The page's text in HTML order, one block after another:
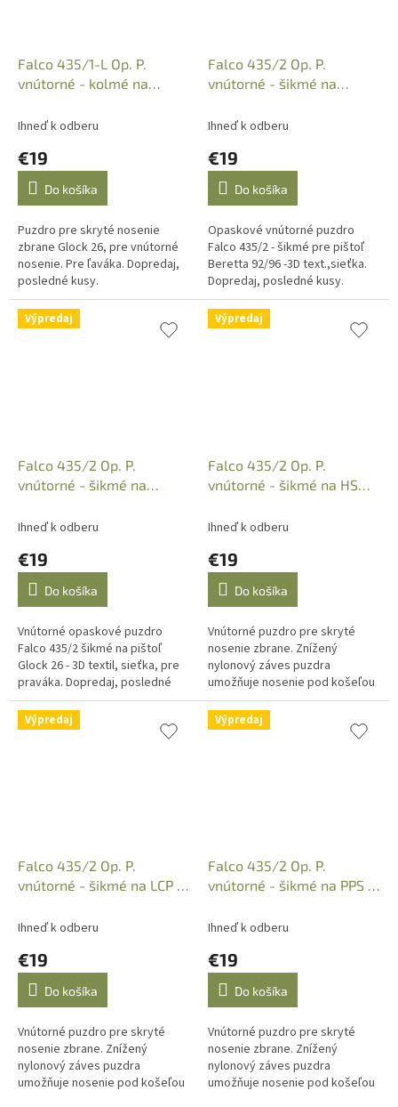
Falco 435/1-L Op. P.
vnútorné - kolmé na
ľavé,textil,sieť
Ihneď k odberu
€19
Do košíka
Puzdro pre skryté nosenie
zbrane Glock 26, pre vnútorné
nosenie. Pre ľaváka. Dopredaj,
posledné kusy.
Falco 435/2 Op. P.
vnútorné - šikmé na
text.,sieťka,
Ihneď k odberu
€19
Do košíka
Opaskové vnútorné puzdro
Falco 435/2 - šikmé pre pištoľ
Beretta 92/96 -3D text.,sieťka.
Dopredaj, posledné kusy.
Výpredaj
Falco 435/2 Op. P.
vnútorné - šikmé na
pravácke
Ihneď k odberu
€19
Do košíka
Vnútorné opaskové puzdro
Falco 435/2 šikmé na pištoľ
Glock 26 - 3D textil, sieťka, pre
praváka. Dopredaj, posledné
kusy.
Výpredaj
Falco 435/2 Op. P.
vnútorné - šikmé na HS
sieťka,p
Ihneď k odberu
€19
Do košíka
Vnútorné puzdro pre skryté
nosenie zbrane. Znížený
nylonový záves puzdra
umožňuje nosenie pod košeľou
alebo tričkom tak aby bolo
možné košeľu zakasať do
nohavíc. Dopredaj,...
Výpredaj
Falco 435/2 Op. P.
vnútorné - šikmé na LCP -
Ihneď k odberu
€19
Do košíka
Vnútorné puzdro pre skryté
nosenie zbrane. Znížený
nylonový záves puzdra
umožňuje nosenie pod košeľou
Výpredaj
Falco 435/2 Op. P.
vnútorné - šikmé na PPS -
Ihneď k odberu
€19
Do košíka
Vnútorné puzdro pre skryté
nosenie zbrane. Znížený
nylonový záves puzdra
umožňuje nosenie pod košeľou